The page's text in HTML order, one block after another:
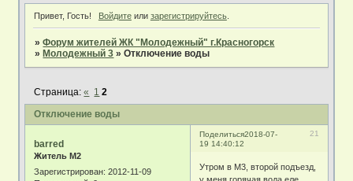
Привет, Гость! Войдитеили зарегистрируйтесь.
»Форум жителей ЖК "Молодежный" г.Красногорск
» Молодежный 3 »Отключение воды
Отключение воды
Страница:« 1 2
Поделиться 21
2018-07-
19 14:40:12
barred
Житель М2
Зарегистрирован: 2012-11-09
Утром в М3, второй подъезд,